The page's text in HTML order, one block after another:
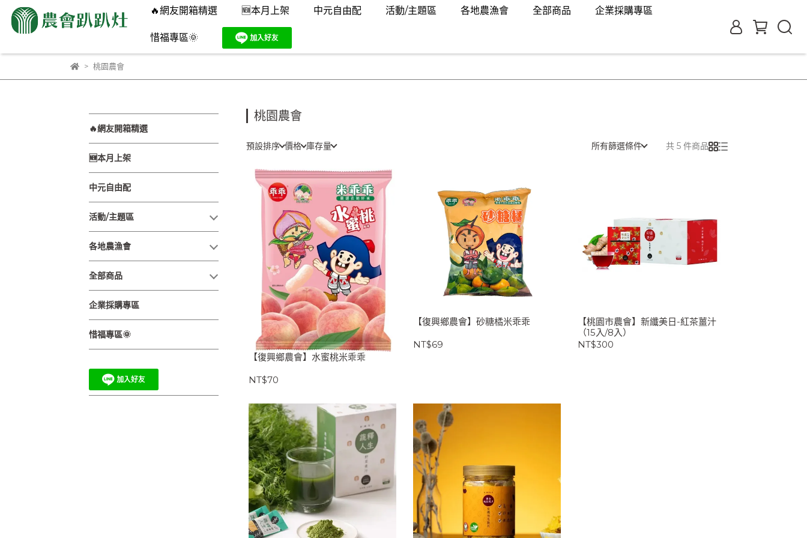
🔥網友開箱精選 🆕本月上架 中元自由配 活動/主題區 各地農漁會 全部商品 企業採購專區
惜福專區🌞
桃園農會
🔥網友開箱精選
🆕本月上架
中元自由配
活動/主題區
各地農漁會
全部商品
企業採購專區
惜福專區🌞
桃園農會
預設排序 價格 庫存量 所有篩選條件 共 5 件商品
【復興鄉農會】水蜜桃米乖乖
NT$70
【復興鄉農會】砂糖橘米乖乖
NT$69
【桃園市農會】新纖美日-紅茶薑汁
（15入/8入）
NT$300